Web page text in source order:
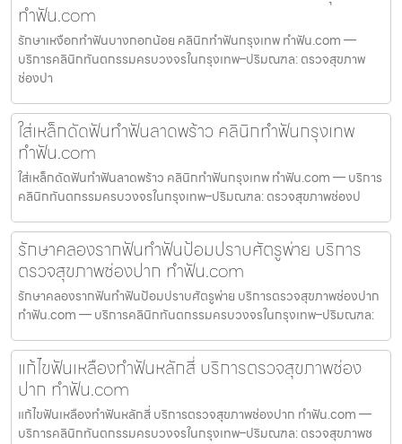
ทำฟัน.com
รักษาเหงือกทำฟันบางกอกน้อย คลินิกทำฟันกรุงเทพ ทำฟัน.com —
บริการคลินิกทันตกรรมครบวงจรในกรุงเทพ–ปริมณฑล: ตรวจสุขภาพ
ช่องปา
ใส่เหล็กดัดฟันทำฟันลาดพร้าว คลินิกทำฟันกรุงเทพ
ทำฟัน.com
ใส่เหล็กดัดฟันทำฟันลาดพร้าว คลินิกทำฟันกรุงเทพ ทำฟัน.com — บริการ
คลินิกทันตกรรมครบวงจรในกรุงเทพ–ปริมณฑล: ตรวจสุขภาพช่องป
รักษาคลองรากฟันทำฟันป้อมปราบศัตรูพ่าย บริการ
ตรวจสุขภาพช่องปาก ทำฟัน.com
รักษาคลองรากฟันทำฟันป้อมปราบศัตรูพ่าย บริการตรวจสุขภาพช่องปาก
ทำฟัน.com — บริการคลินิกทันตกรรมครบวงจรในกรุงเทพ–ปริมณฑล:
แก้ไขฟันเหลืองทำฟันหลักสี่ บริการตรวจสุขภาพช่อง
ปาก ทำฟัน.com
แก้ไขฟันเหลืองทำฟันหลักสี่ บริการตรวจสุขภาพช่องปาก ทำฟัน.com —
บริการคลินิกทันตกรรมครบวงจรในกรุงเทพ–ปริมณฑล: ตรวจสุขภาพช